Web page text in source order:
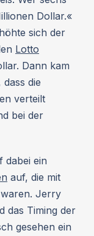
Dollar.«
sich der
Lotto
Dann kam
die
verteilt
bei der
dabei ein
auf, die mit
Jerry
das Timing der
gesehen ein